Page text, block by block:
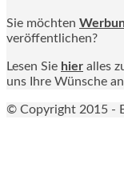
Sie möchten
veröffentlichen?
Lesen Sie hier alles
uns Ihre Wünsche
© Copyright 2015 -